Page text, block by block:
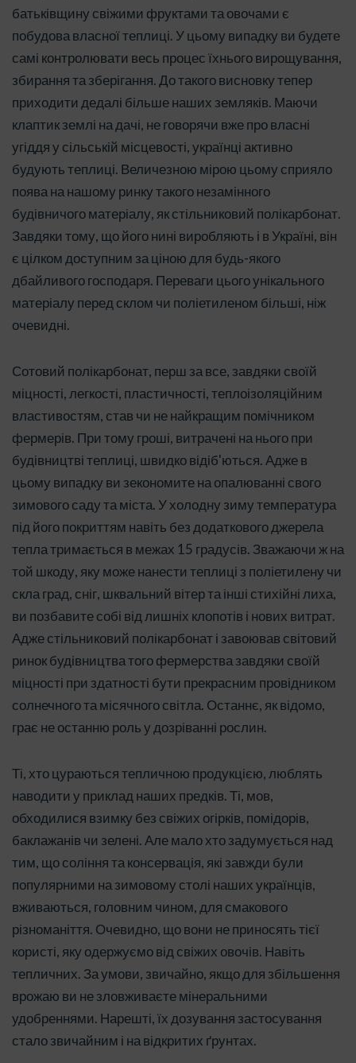
батьківщину свіжими фруктами та овочами є
побудова власної теплиці. У цьому випадку ви будете
самі контролювати весь процес їхнього вирощування,
збирання та зберігання. До такого висновку тепер
приходити дедалі більше наших земляків. Маючи
клаптик землі на дачі, не говорячи вже про власні
угіддя у сільській місцевості, українці активно
будують теплиці. Величезною мірою цьому сприяло
поява на нашому ринку такого незамінного
будівничого матеріалу, як стільниковий полікарбонат.
Завдяки тому, що його нині виробляють і в Україні, він
є цілком доступним за ціною для будь-якого
дбайливого господаря. Переваги цього унікального
матеріалу перед склом чи поліетиленом більші, ніж
очевидні.
Сотовий полікарбонат, перш за все, завдяки своїй
міцності, легкості, пластичності, теплоізоляційним
властивостям, став чи не найкращим помічником
фермерів. При тому гроші, витрачені на нього при
будівництві теплиці, швидко відіб'ються. Адже в
цьому випадку ви зекономите на опалюванні свого
зимового саду та міста. У холодну зиму температура
під його покриттям навіть без додаткового джерела
тепла тримається в межах 15 градусів. Зважаючи ж на
той шкоду, яку може нанести теплиці з поліетилену чи
скла град, сніг, шквальний вітер та інші стихійні лиха,
ви позбавите собі від лишніх клопотів і нових витрат.
Адже стільниковий полікарбонат і завоював світовий
ринок будівництва того фермерства завдяки своїй
міцності при здатності бути прекрасним провідником
солнечного та місячного світла. Останнє, як відомо,
грає не останню роль у дозріванні рослин.
Ті, хто цураються тепличною продукцією, люблять
наводити у приклад наших предків. Ті, мов,
обходилися взимку без свіжих огірків, помідорів,
баклажанів чи зелені. Але мало хто задумується над
тим, що соління та консервація, які завжди були
популярними на зимовому столі наших українців,
вживаються, головним чином, для смакового
різноманіття. Очевидно, що вони не приносять тієї
користі, яку одержуємо від свіжих овочів. Навіть
тепличних. За умови, звичайно, якщо для збільшення
врожаю ви не зловживаєте мінеральними
удобреннями. Нарешті, їх дозування застосування
стало звичайним і на відкритих ґрунтах.